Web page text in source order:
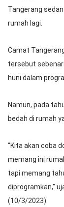
Tangerang
rumah lagi.
Camat
tersebut
huni dalam
Namun, pada
bedah di rumah
"Kita akan coba
memang ini
tapi memang
diprogramkan,"
(10/3/2023).